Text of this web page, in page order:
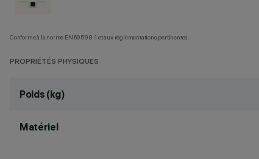
Conforme à la norme EN60598-1 et aux réglementations pertinentes.
PROPRIÉTÉS PHYSIQUES
Poids (kg)
Matériel